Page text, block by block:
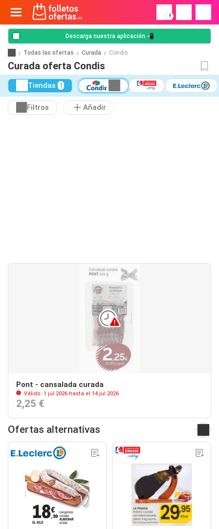
!
Descarga nuestra aplicación 📲
Todas las ofertas Curada Condis
Curada oferta Condis
Tiendas 1
Filtros Añadir
Pont - cansalada curada
Válido: 1 jul 2026 hasta el 14 jul 2026
2,25 €
Ofertas alternativas